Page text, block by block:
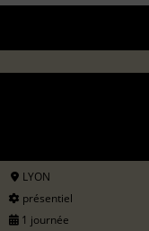
LYON
présentiel
1 journée